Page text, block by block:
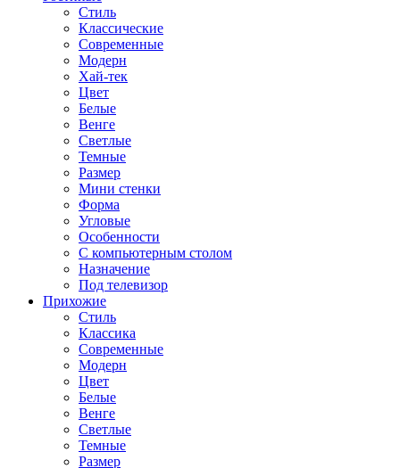
Стиль
Классические
Современные
Модерн
Хай-тек
Цвет
Белые
Венге
Светлые
Темные
Размер
Мини стенки
Форма
Угловые
Особенности
С компьютерным столом
Назначение
Под телевизор
Прихожие
Стиль
Классика
Современные
Модерн
Цвет
Белые
Венге
Светлые
Темные
Размер